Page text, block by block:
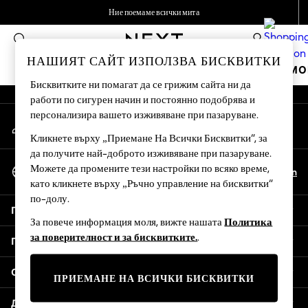
Ние поемаме всички мита
0
HOLIDAY SHOP
Women's Holiday Shop
All Swimwear
All Beachwear
Bags & Accessories
Beach Dresses & Kaftans
Dresses
Flip Flops
Sliders
Jumpsuits & Playsuits
Sandals
Shorts
An error occurred on client
Нашите социални мрежи
Моят акаунт
Влезте в профила си
Избор На Език
български
Bg En
Помощ
Поверителност и правни въпроси
Отдели
Други услуги
НАШИЯТ САЙТ ИЗПОЛЗВА БИСКВИТКИ
Бисквитките ни помагат да се грижим сайта ни да
работи по сигурен начин и постоянно подобрява и
персонализира вашето изживяване при пазаруване.
Кликнете върху „Приемане На Всички Бисквитки“, за
да получите най-доброто изживяване при пазаруване.
Можете да промените тези настройки по всяко време,
като кликнете върху „Ръчно управление на бисквитки“
по-долу.
За повече информация моля, вижте нашатаПолитика
за поверителност и за бисквитките..
ПРИЕМАНЕ НА ВСИЧКИ БИСКВИТКИ